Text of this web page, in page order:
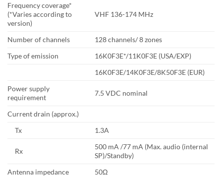
Frequency coverage*
(*Varies according to
version)
VHF 136-174 MHz
Number of channels
128 channels/ 8 zones
Type of emission
16K0F3E*/11K0F3E (USA/EXP)
16K0F3E/14K0F3E/8K50F3E (EUR)
Power supply
requirement
7.5 VDC nominal
Current drain (approx.)
Tx
1.3A
Rx
500 mA /77 mA (Max. audio (internal
SP)/Standby)
Antenna impedance
50Ω